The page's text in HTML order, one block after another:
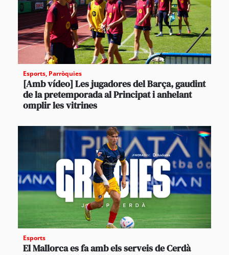
Esports, Parròquies
[Amb vídeo] Les jugadores del Barça, gaudint
de la pretemporada al Principat i anhelant
omplir les vitrines
Esports
El Mallorca es fa amb els serveis de Cerdà